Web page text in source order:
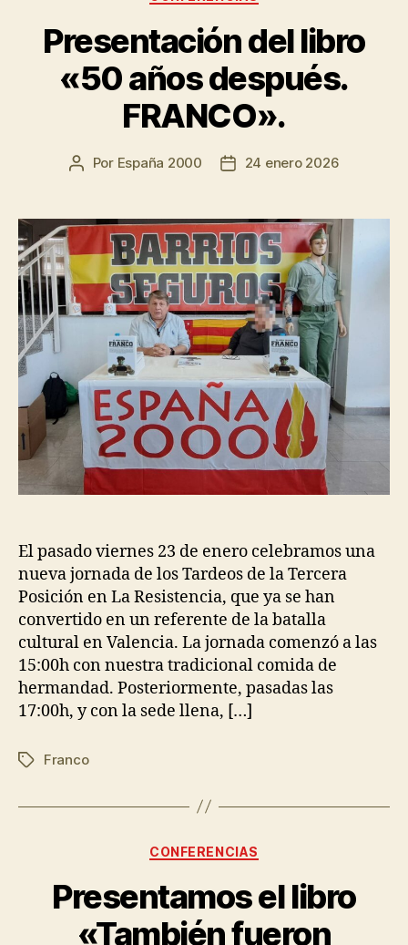
Presentación del libro
«50 años después.
FRANCO».
Por España 2000 24 enero 2026
El pasado viernes 23 de enero celebramos una
nueva jornada de los Tardeos de la Tercera
Posición en La Resistencia, que ya se han
convertido en un referente de la batalla
cultural en Valencia. La jornada comenzó a las
15:00h con nuestra tradicional comida de
hermandad. Posteriormente, pasadas las
17:00h, y con la sede llena, […]
Franco
CONFERENCIAS
Presentamos el libro
«También fueron